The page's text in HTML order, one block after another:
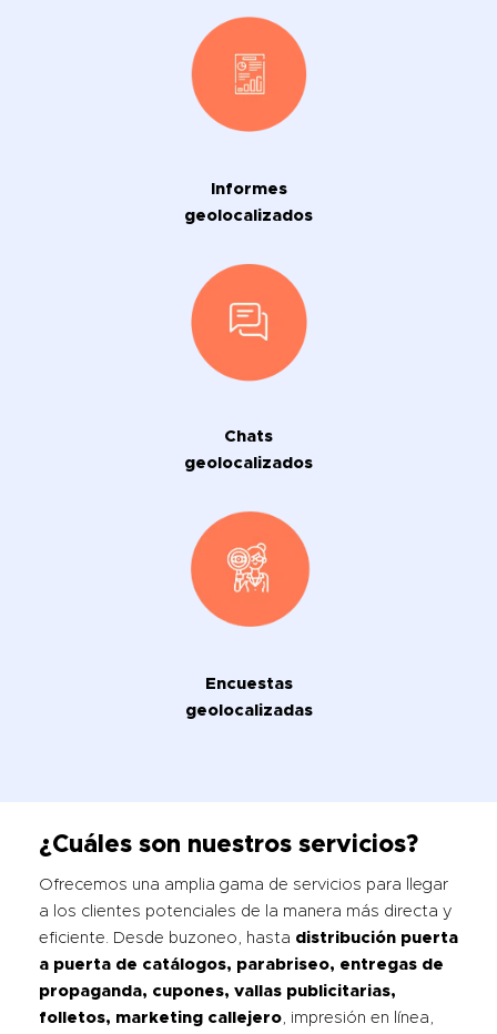
Informes
geolocalizados
Chats
geolocalizados
Encuestas
geolocalizadas
¿Cuáles son nuestros servicios?
Ofrecemos una amplia gama de servicios para llegar
a los clientes potenciales de la manera más directa y
eficiente. Desde buzoneo, hasta distribución puerta
a puerta de catálogos, parabriseo, entregas de
propaganda, cupones, vallas publicitarias,
folletos, marketing callejero , impresión en línea,